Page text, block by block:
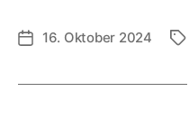
Veröffentlichungsdatum
16. Oktober 2024